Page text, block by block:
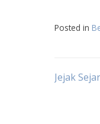
Posted in
Post
Jejak